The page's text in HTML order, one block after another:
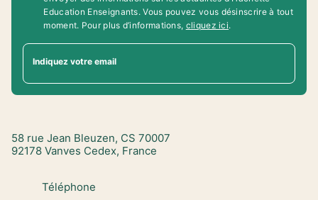
Education Enseignants. Vous pouvez vous désinscrire à tout
moment. Pour plus d’informations, cliquez ici.
Indiquez votre email
58 rue Jean Bleuzen, CS 70007
92178 Vanves Cedex, France
Téléphone